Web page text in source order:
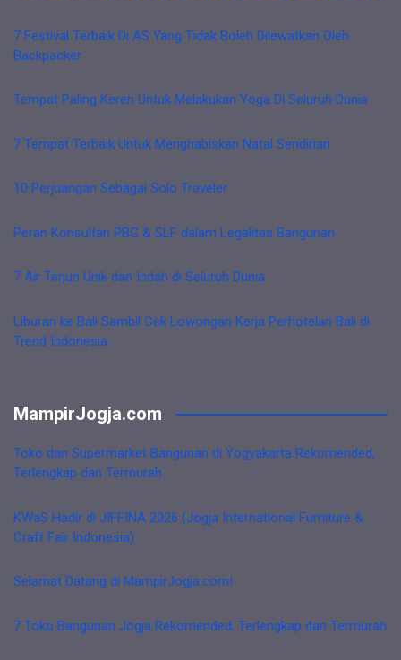
7 Festival Terbaik Di AS Yang Tidak Boleh Dilewatkan Oleh
Backpacker
Tempat Paling Keren Untuk Melakukan Yoga Di Seluruh Dunia
7 Tempat Terbaik Untuk Menghabiskan Natal Sendirian
10 Perjuangan Sebagai Solo Traveler
Peran Konsultan PBG & SLF dalam Legalitas Bangunan
7 Air Terjun Unik dan Indah di Seluruh Dunia
Liburan ke Bali Sambil Cek Lowongan Kerja Perhotelan Bali di
Trend Indonesia
MampirJogja.com
Toko dan Supermarket Bangunan di Yogyakarta Rekomended,
Terlengkap dan Termurah
KWaS Hadir di JIFFINA 2026 (Jogja International Furniture &
Craft Fair Indonesia)
Selamat Datang di MampirJogja.com!
7 Toko Bangunan Jogja Rekomended, Terlengkap dan Termurah